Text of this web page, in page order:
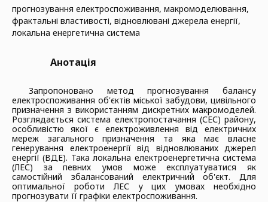
прогнозування електроспоживання, макромоделювання,
фрактальні властивості, відновлювані джерела енергії,
локальна енергетична система
Анотація
Запропоновано метод прогнозування балансу
електроспоживання об'єктів міської забудови, цивільного
призначення з використанням дискретних макромоделей.
Розглядається система електропостачання (СЕС) району,
особливістю якої є електроживлення від електричних
мереж загального призначення та яка має власне
генерування електроенергії від відновлюваних джерел
енергії (ВДЕ). Така локальна електроенергетична система
(ЛЕС) за певних умов може експлуатуватися як
самостійний збалансований електричний об'єкт. Для
оптимальної роботи ЛЕС у цих умовах необхідно
прогнозувати її графіки електроспоживання.